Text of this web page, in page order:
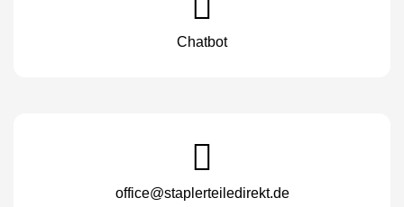
Chatbot
office@staplerteiledirekt.de